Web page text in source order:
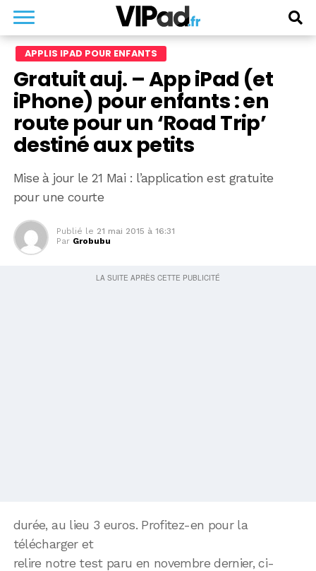
APPLIS IPAD POUR ENFANTS
Gratuit auj. – App iPad (et
iPhone) pour enfants : en
route pour un ‘Road Trip’
destiné aux petits
Mise à jour le 21 Mai : l’application est gratuite
pour une courte
Publié le 21 mai 2015 à 16:31
Par Grobubu
durée, au lieu 3 euros. Profitez-en pour la
télécharger et
relire notre test paru en novembre dernier, ci-